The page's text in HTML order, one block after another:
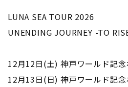
LUNA SEA TOUR 2026
UNENDING JOURNEY -TO
12月12日(土) 神戸ワールド記念
12月13日(日) 神戸ワールド記念